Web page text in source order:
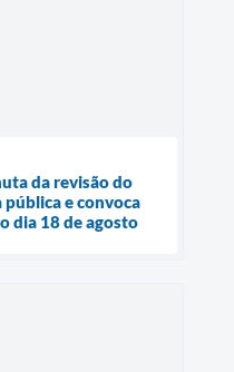
da revisão do
e convoca
dia 18 de agosto